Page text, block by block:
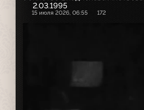
2.03.1995
15 июля 2026, 06:55 172